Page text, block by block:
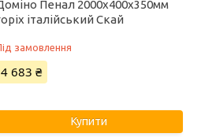
Пенал 2000х400х350мм
італійський Скай
замовлення
4 683 ₴
Купити